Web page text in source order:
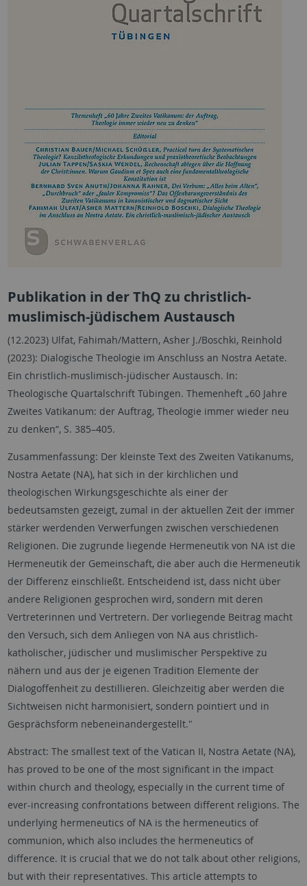
Publikation in der ThQ zu christlich-
muslimisch-jüdischem Austausch
(12.2023) Ulfat, Fahimah/Mattern, Asher J./Boschki, Reinhold
(2023): Dialogische Theologie im Anschluss an Nostra Aetate.
Ein christlich-muslimisch-jüdischer Austausch. In:
Theologische Quartalschrift Tübingen. Themenheft „60 Jahre
Zweites Vatikanum: der Auftrag, Theologie immer wieder neu
zu denken“, S. 385–405.
Zusammenfassung: Der kleinste Text des Zweiten Vatikanums,
Nostra Aetate (NA), hat sich in der kirchlichen und
theologischen Wirkungsgeschichte als einer der
bedeutsamsten gezeigt, zumal in der aktuellen Zeit der immer
stärker werdenden Verwerfungen zwischen verschiedenen
Religionen. Die zugrunde liegende Hermeneutik von NA ist die
Hermeneutik der Gemeinschaft, die aber auch die Hermeneutik
der Differenz einschließt. Entscheidend ist, dass nicht über
andere Religionen gesprochen wird, sondern mit deren
Vertreterinnen und Vertretern. Der vorliegende Beitrag macht
den Versuch, sich dem Anliegen von NA aus christlich-
katholischer, jüdischer und muslimischer Perspektive zu
nähern und aus der je eigenen Tradition Elemente der
Dialogoffenheit zu destillieren. Gleichzeitig aber werden die
Sichtweisen nicht harmonisiert, sondern pointiert und in
Gesprächsform nebeneinandergestellt."
Abstract: The smallest text of the Vatican II, Nostra Aetate (NA),
has proved to be one of the most significant in the impact
within church and theology, especially in the current time of
ever-increasing confrontations between different religions. The
underlying hermeneutics of NA is the hermeneutics of
communion, which also includes the hermeneutics of
difference. It is crucial that we do not talk about other religions,
but with their representatives. This article attempts to